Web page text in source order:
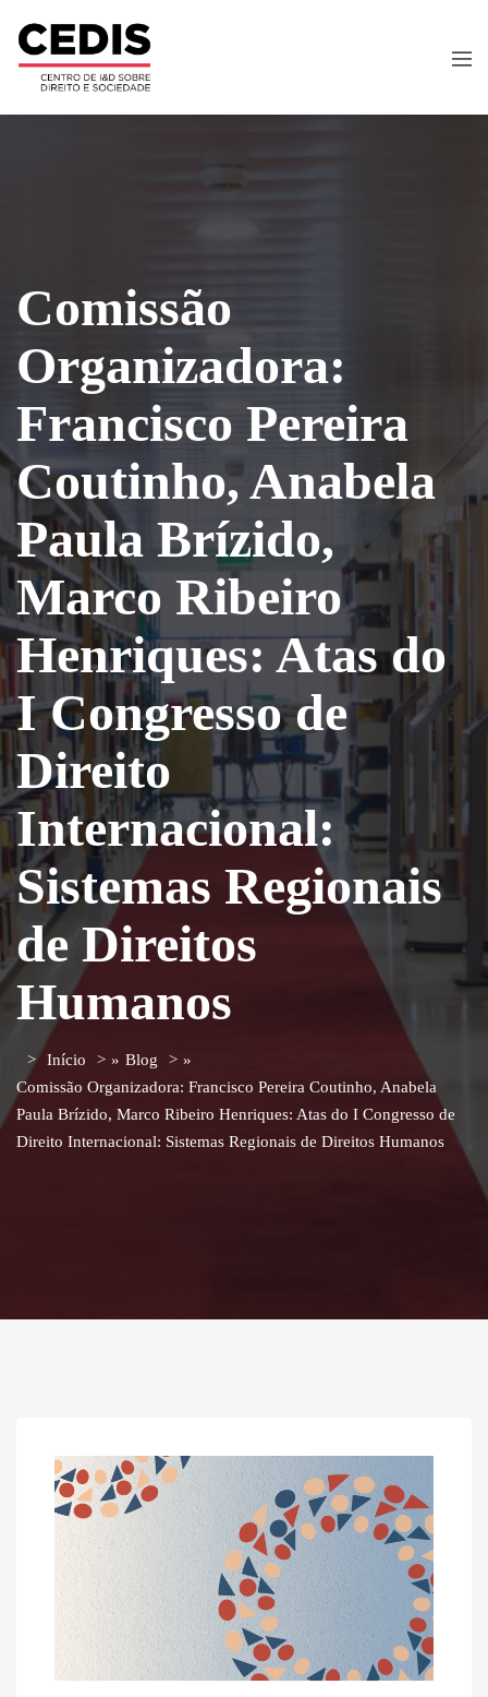
Comissão
Organizadora:
Francisco Pereira
Coutinho, Anabela
Paula Brízido,
Marco Ribeiro
Henriques: Atas do
I Congresso de
Direito
Internacional:
Sistemas Regionais
de Direitos
Humanos
Início » Blog
»
Comissão Organizadora: Francisco Pereira Coutinho, Anabela
Paula Brízido, Marco Ribeiro Henriques: Atas do I Congresso de
Direito Internacional: Sistemas Regionais de Direitos Humanos